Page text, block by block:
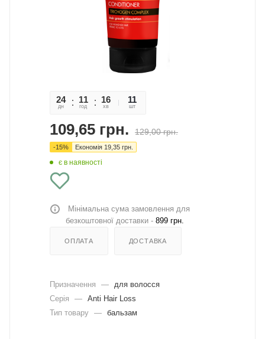
24
дн
11
год
16
хв
48
сек
11
шт
109,65 грн. 129,00грн.
-15% Економія 19,35 грн.
є в наявності
Мінімальна сума замовлення для
безкоштовної доставки - 899 грн.
ОПЛАТА ДОСТАВКА
Призначення —
для волосся
Серія
— Anti Hair Loss
Тип товару — бальзам